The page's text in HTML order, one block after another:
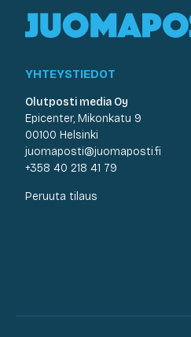
YHTEYSTIEDOT
Olutposti media Oy
Epicenter, Mikonkatu 9
00100 Helsinki
juomaposti@juomaposti.fi
+358 40 218 41 79
Peruuta tilaus